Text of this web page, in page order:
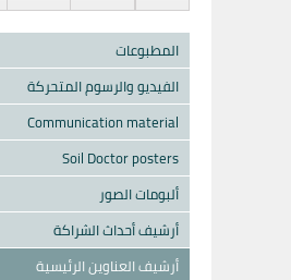
المطبوعات
الفيديو والرسوم المتحركة
Communication material
Soil Doctor posters
ألبومات الصور
أرشيف أحداث الشراكة
أرشيف العناوين الرئيسية